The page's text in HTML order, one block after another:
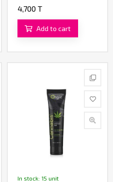
ML
4,700 T
Add to cart
In stock: 15 unit